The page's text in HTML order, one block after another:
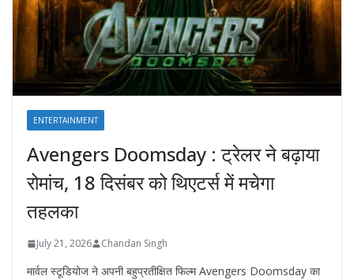
ENTERTAINMENT
Avengers Doomsday : ट्रेलर ने बढ़ाया
रोमांच, 18 दिसंबर को थिएटर्स में मचेगा
तहलका
July 21, 2026 Chandan Singh
मार्वल स्टूडियोज ने अपनी बहुप्रतीक्षित फिल्म Avengers Doomsday का